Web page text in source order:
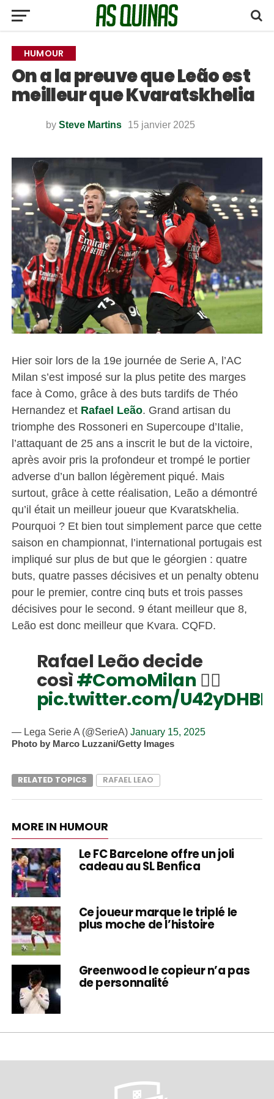
HUMOUR
On a la preuve que Leão est
meilleur que Kvaratskhelia
by Steve Martins 15 janvier 2025
Hier soir lors de la 19e journée de Serie A, l’AC
Milan s’est imposé sur la plus petite des marges
face à Como, grâce à des buts tardifs de Théo
Hernandez et Rafael Leão. Grand artisan du
triomphe des Rossoneri en Supercoupe d’Italie,
l’attaquant de 25 ans a inscrit le but de la victoire,
après avoir pris la profondeur et trompé le portier
adverse d’un ballon légèrement piqué. Mais
surtout, grâce à cette réalisation, Leão a démontré
qu’il était un meilleur joueur que Kvaratskhelia.
Pourquoi ? Et bien tout simplement parce que cette
saison en championnat, l’international portugais est
impliqué sur plus de but que le géorgien : quatre
buts, quatre passes décisives et un penalty obtenu
pour le premier, contre cinq buts et trois passes
décisives pour le second. 9 étant meilleur que 8,
Leão est donc meilleur que Kvara. CQFD.
Rafael Leão decide
così#ComoMilan 🏄‍♂️
pic.twitter.com/
— Lega Serie A (@SerieA) January 15, 2025
Photo by Marco Luzzani/Getty Images
RELATED TOPICS RAFAEL LEAO
MORE IN HUMOUR
Le FC Barcelone offre un joli
cadeau au SL Benfica
Ce joueur marque le triplé le
plus moche de l’histoire
Greenwood le copieur n’a pas
de personnalité